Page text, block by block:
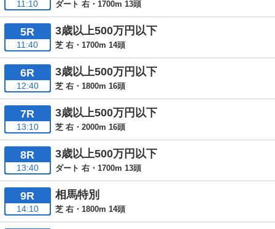
11:10 ダート 右・1700m 13頭
5R
11:40
3歳以上500万円以下
芝 右・1700m 14頭
6R
12:40
3歳以上500万円以下
芝 右・1800m 16頭
7R
13:10
3歳以上500万円以下
芝 右・2000m 16頭
8R
13:40
3歳以上500万円以下
ダート 右・1700m 13頭
9R
14:10
相馬特別
芝 右・1800m 14頭